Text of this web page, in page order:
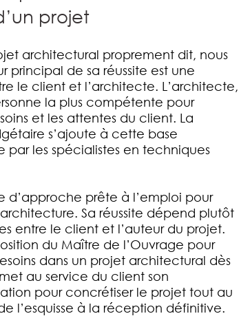
projet
architectural proprement dit, nous
principal de sa réussite est une
le client et l’architecte. L’architecte,
la plus compétente pour
et les attentes du client. La
s’ajoute à cette base
par les spécialistes en techniques
d’approche prête à l’emploi pour
Sa réussite dépend plutôt
entre le client et l’auteur du projet.
du Maître de l’Ouvrage pour
dans un projet architectural dès
au service du client son
pour concrétiser le projet tout au
l’esquisse à la réception définitive.